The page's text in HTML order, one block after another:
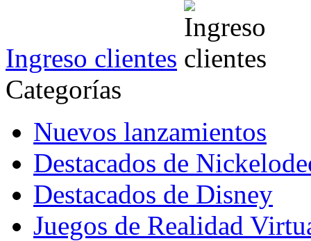
Ingreso clientes
Categorías
Nuevos lanzamientos
Destacados de
Destacados de Disney
Juegos de Realidad